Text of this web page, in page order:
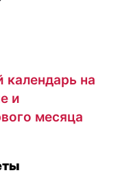
календарь на
и
месяца